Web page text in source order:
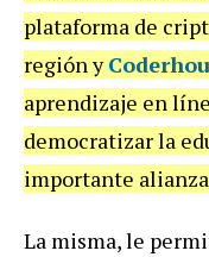
plataforma de
región y
aprendizaje en
democratizar la
importante
La misma, le